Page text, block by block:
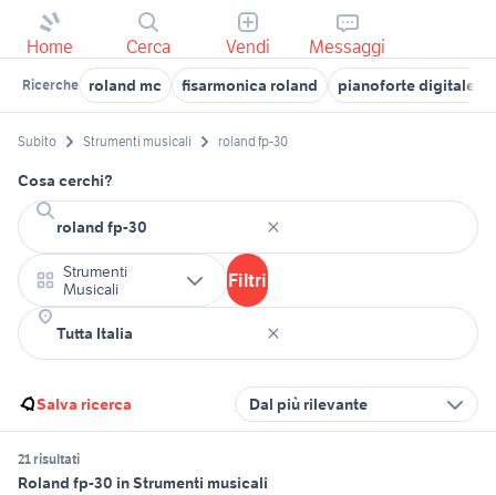
Home Cerca Vendi Messaggi
Ricerche roland mc fisarmonica roland pianoforte digitale
Subito Strumenti musicali roland fp-30
Cosa cerchi?
Strumenti
Musicali
Filtri
Salva ricerca Dal più rilevante
21 risultati
Roland fp-30 in Strumenti musicali